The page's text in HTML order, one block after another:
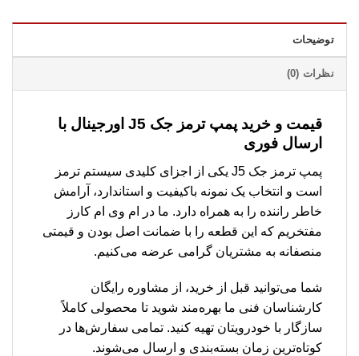
توضیحات
نظرات (0)
قیمت و خرید پمپ ترمز جک J5 اورجینال با
ارسال فوری
پمپ ترمز جک J5 یکی از اجزای کلیدی سیستم ترمز
است و انتخاب یک نمونه باکیفیت و استاندارد، آرامش
خاطر راننده را به همراه دارد. ما در ام وی ام کارز
مفتخریم که این قطعه را با ضمانت اصل بودن و قیمتی
منصفانه به مشتریان گرامی عرضه می‌کنیم.
شما می‌توانید قبل از خرید، از مشاوره رایگان
کارشناسان فنی ما بهره‌مند شوید تا محصولی کاملاً
سازگار با خودرویتان تهیه کنید. تمامی سفارش‌ها در
کوتاه‌ترین زمان بسته‌بندی و ارسال می‌شوند.